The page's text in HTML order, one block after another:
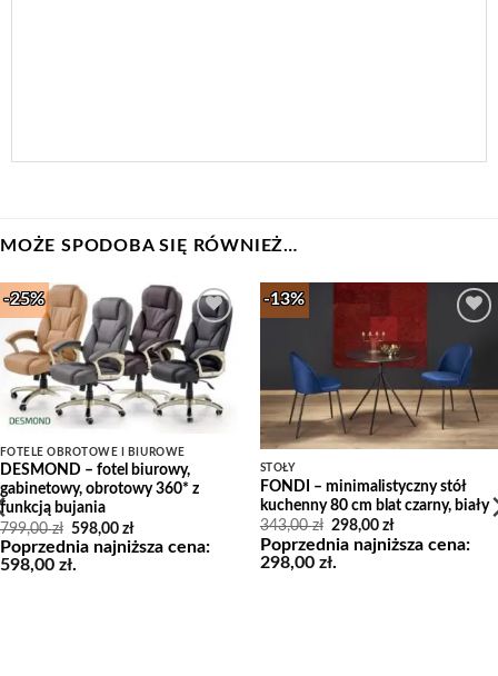
MOŻE SPODOBA SIĘ RÓWNIEŻ…
-25%
Add to
Wishlist
FOTELE OBROTOWE I BIUROWE
DESMOND – fotel biurowy,
gabinetowy, obrotowy 360* z
funkcją bujania
799,00zł Pierwotna
cena
wynosiła:
799,00 zł.
598,00 złAktualna
cena
wynosi:
Poprzednia najniższa cena:
598,00 zł.
-13%
Wishlist
STOŁY
FONDI – minimalistyczny stół
kuchenny 80 cm blat czarny, biały
343,00zł Pierwotna
cena
wynosiła:
343,00 zł.
298,00 złAktualna
cena
wynosi:
Poprzednia najniższa cena:
298,00 zł.